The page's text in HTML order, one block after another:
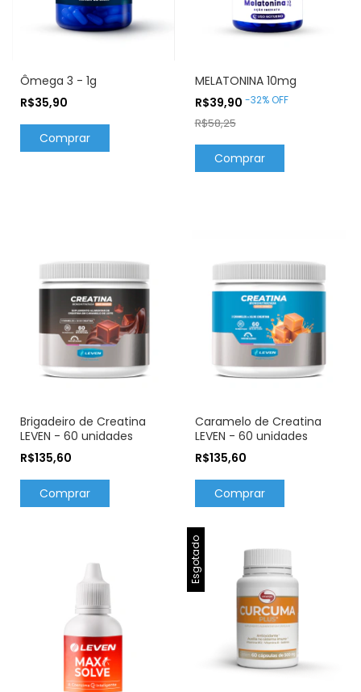
Ômega 3 - 1g
R$35,90
MELATONINA 10mg
R$39,90 -32% OFF
R$58,25
Brigadeiro de Creatina
LEVEN - 60 unidades
R$135,60
Comprar
Caramelo de Creatina
LEVEN - 60 unidades
R$135,60
Comprar
Esgotado